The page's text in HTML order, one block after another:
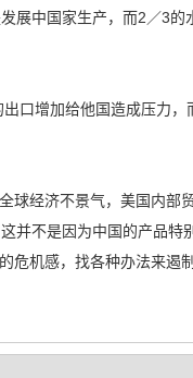
展中国家生产，而2／3的
口增加给他国造成压力，
经济不景气，美国内部
并不是因为中国的产品特
机感，找各种办法来遏制